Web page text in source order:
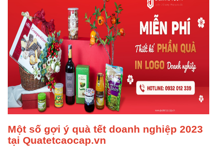
Một số gợi ý quà tết doanh nghiệp 2023
tại Quatetcaocap.vn